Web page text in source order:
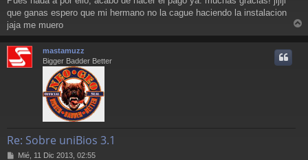
n
s
a
j
e
que ganas espero que mi hermano no la cague haciendo la instalacion
jaja me muero
r
mastamuzz
Bigger Badder Better
Re: Sobre uniBios 3.1
MMié, 11 Dic 2013, 02:55